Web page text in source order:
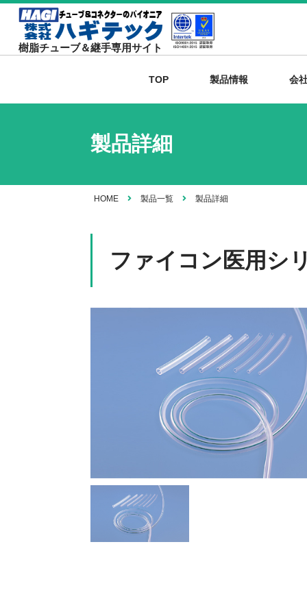
樹脂チューブ＆継手専用サイト
TOP 製品情報 会
製品詳細
HOME 製品一覧 製品詳細
ファイコン医用シ